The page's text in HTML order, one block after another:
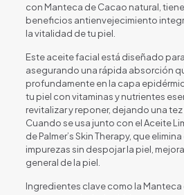
con Manteca de Cacao natural,
beneficios antienvejecimiento
la vitalidad de tu piel.
Este aceite facial está diseñado
asegurando una rápida absorción
profundamente en la capa
tu piel con vitaminas y nutrientes
revitalizar y reponer, dejando una tez
Cuando se usa junto con el Aceite
de Palmer’s Skin Therapy, que
impurezas sin despojar la piel,
general de la piel.
Ingredientes clave como la